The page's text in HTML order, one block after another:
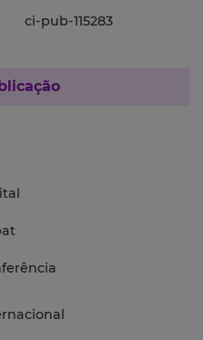
ci-pub-115283